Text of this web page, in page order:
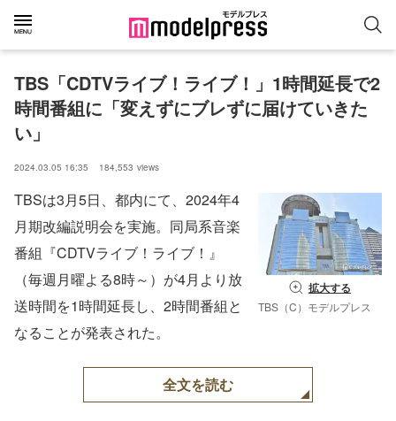
TBS「CDTVライブ！ライブ！」1時間延長で2
時間番組に「変えずにブレずに届けていきた
い」
2024.03.05 16:35 184,553 views
拡大する
TBS（C）モデルプレス
TBSは3月5日、都内にて、2024年4
月期改編説明会を実施。同局系音楽
番組『CDTVライブ！ライブ！』
（毎週月曜よる8時～）が4月より放
送時間を1時間延長し、2時間番組と
なることが発表された。
全文を読む